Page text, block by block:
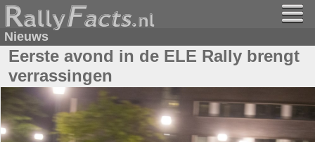
Nieuws
Eerste avond in de ELE Rally brengt
verrassingen